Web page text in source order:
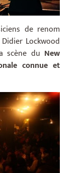
de renom
Lockwood
scène du New
connue et